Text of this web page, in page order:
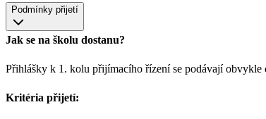
Podmínky přijetí
Jak se na školu dostanu?
Přihlášky k 1. kolu přijímacího řízení se podávají obvykle
Kritéria přijetí: